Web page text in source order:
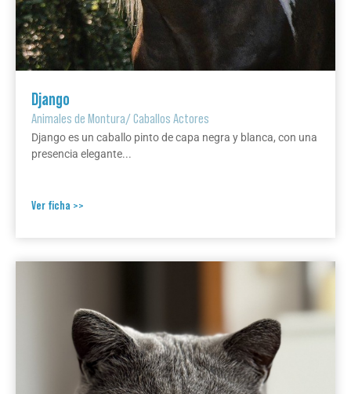
Django
Animales de Montura/Caballos Actores
Django es un caballo pinto de capa negra y blanca, con una
presencia elegante...
Ver ficha >>